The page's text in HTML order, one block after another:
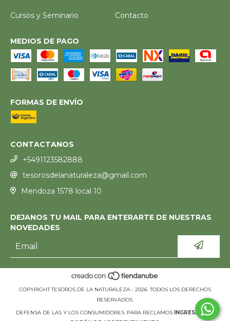
Cursos y Seminario Contacto
MEDIOS DE PAGO
FORMAS DE ENVÍO
CONTACTANOS
+5491123582888
tesorosdelanaturaleza@gmail.com
Mendoza 1578 local 10
DEJANOS TU MAIL PARA ENTERARTE DE NUESTRAS
NOVEDADES
COPYRIGHT TESOROS DE LA NATURALEZA - 2026. TODOS LOS DERECHOS
RESERVADOS.
DEFENSA DE LAS Y LOS CONSUMIDORES. PARA RECLAMOS INGRESÁ ACÁ.